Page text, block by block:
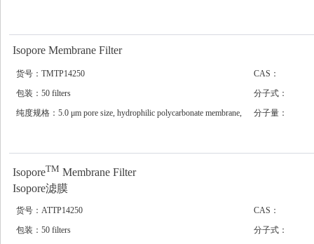
Isopore Membrane Filter
货号：TMTP14250
CAS：
包装：50 filters
分子式：
纯度规格：5.0 μm pore size, hydrophilic polycarbonate membrane,
分子量：
IsoporeTM Membrane Filter
Isopore滤膜
货号：ATTP14250
CAS：
包装：50 filters
分子式：